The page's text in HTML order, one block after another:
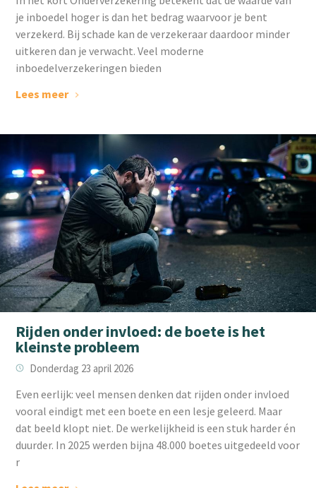
je inboedel hoger is dan het bedrag waarvoor je bent
verzekerd. Bij schade kan de verzekeraar daardoor minder
uitkeren dan je verwacht. Veel moderne
inboedelverzekeringen bieden
Lees meer
Rijden onder invloed: de boete is het
kleinste probleem
Donderdag 23 april 2026
‌Even eerlijk: veel mensen denken dat rijden onder invloed
vooral eindigt met een boete en een lesje geleerd. Maar
dat beeld klopt niet. De werkelijkheid is een stuk harder én
duurder. In 2025 werden bijna 48.000 boetes uitgedeeld voor
r